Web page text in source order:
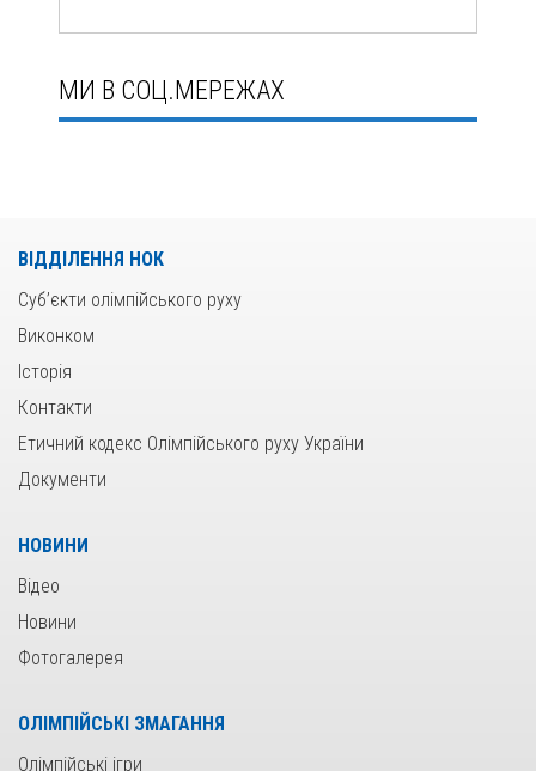
МИ В СОЦ.МЕРЕЖАХ
ВІДДІЛЕННЯ НОК
Суб’єкти олімпійського руху
Виконком
Історія
Контакти
Етичний кодекс Олімпійського руху України
Документи
НОВИНИ
Відео
Новини
Фотогалерея
ОЛІМПІЙСЬКІ ЗМАГАННЯ
Олімпійські ігри